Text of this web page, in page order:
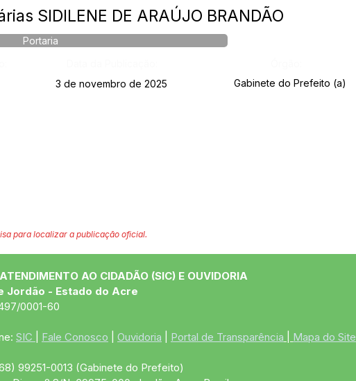
SIDILENE DE ARAÚJO BRANDÃO
Portaria
3 de novembro de 2025 Gabinete do Prefeito (a)
para localizar a publicação oficial.
AO CIDADÃO (SIC) E OUVIDORIA
Jordão - Estado do Acre
0001-60
SIC Fale Conosco Ouvidoria Portal de Transparência Mapa do Site
99251-0013 (Gabinete do Prefeito)